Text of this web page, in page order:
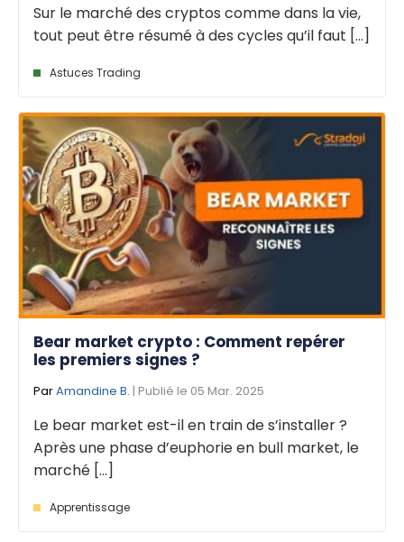
Sur le marché des cryptos comme dans la vie,
tout peut être résumé à des cycles qu’il faut [...]
Astuces Trading
Bear market crypto : Comment repérer
les premiers signes ?
ParAmandine B. | Publié le 05 Mar. 2025
Le bear market est-il en train de s’installer ?
Après une phase d’euphorie en bull market, le
marché [...]
Apprentissage